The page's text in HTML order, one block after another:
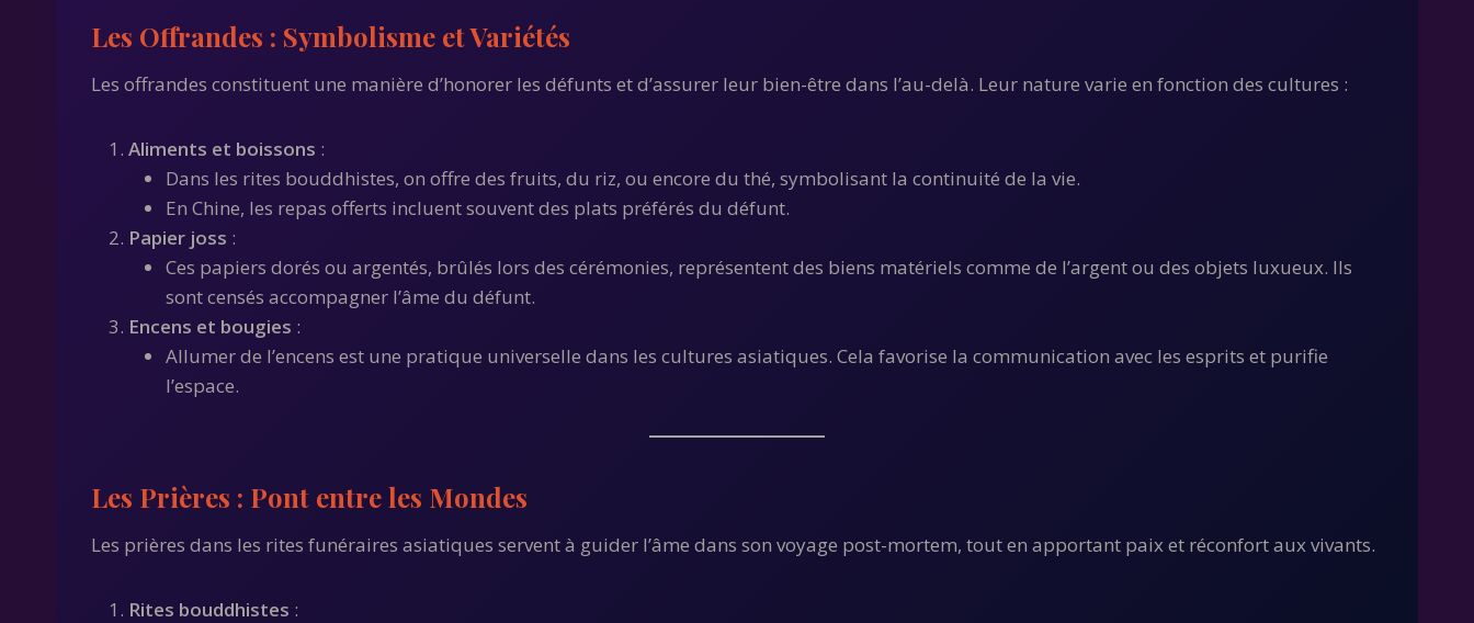
Les Offrandes : Symbolisme et Variétés
Les offrandes constituent une manière d’honorer les défunts et d’assurer leur bien-être dans l’au-delà. Leur nature varie en fonction des cultures :
Aliments et boissons :
Dans les rites bouddhistes, on offre des fruits, du riz, ou encore du thé, symbolisant la continuité de la vie.
En Chine, les repas offerts incluent souvent des plats préférés du défunt.
Papier joss :
Ces papiers dorés ou argentés, brûlés lors des cérémonies, représentent des biens matériels comme de l’argent ou des objets luxueux. Ils
sont censés accompagner l’âme du défunt.
Encens et bougies :
Allumer de l’encens est une pratique universelle dans les cultures asiatiques. Cela favorise la communication avec les esprits et purifie
l’espace.
Les Prières : Pont entre les Mondes
Les prières dans les rites funéraires asiatiques servent à guider l’âme dans son voyage post-mortem, tout en apportant paix et réconfort aux vivants.
Rites bouddhistes :